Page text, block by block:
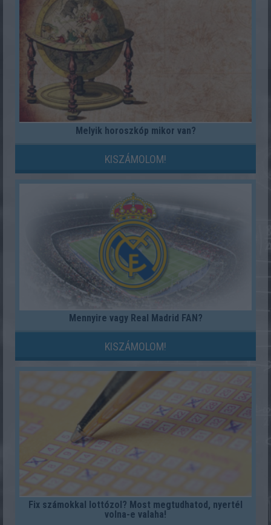
Melyik horoszkóp mikor van?
KISZÁMOLOM!
Mennyire vagy Real Madrid FAN?
KISZÁMOLOM!
Fix számokkal lottózol? Most megtudhatod, nyertél
volna-e valaha!